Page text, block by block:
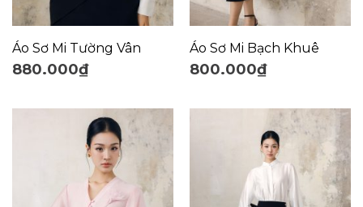
Áo Sơ Mi Tường Vân
880.000₫
Áo Sơ Mi Bạch Khuê
800.000₫